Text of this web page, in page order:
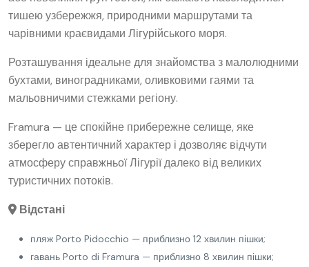
тишею узбережжя, природними маршрутами та
чарівними краєвидами Лігурійського моря.
Розташування ідеальне для знайомства з малолюдними
бухтами, виноградниками, оливковими гаями та
мальовничими стежками регіону.
Framura — це спокійне прибережне селище, яке
зберегло автентичний характер і дозволяє відчути
атмосферу справжньої Лігурії далеко від великих
туристичних потоків.
Відстані
пляж Porto Pidocchio — приблизно 12 хвилин пішки;
гавань Porto di Framura — приблизно 8 хвилин пішки;